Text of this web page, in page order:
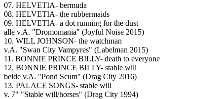
07. HELVETIA- bermuda
08. HELVETIA- the rubbermaids
09. HELVETIA- a dot running for the dust
alle v.A. "Dromomania" (Joyful Noise 2015)
10. WILL JOHNSON- the watchman
v.A. "Swan City Vampyres" (Labelman 2015)
11. BONNIE PRINCE BILLY- death to everyone
12. BONNIE PRINCE BILLY- stable will
beide v.A. "Pond Scum" (Drag City 2016)
13. PALACE SONGS- stable will
v. 7" "Stable will/horses" (Drag City 1994)